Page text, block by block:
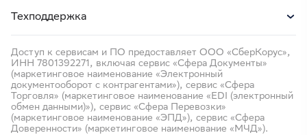
Техподдержка
Доступ к сервисам и ПО предоставляет ООО «СберКорус»,
ИНН 7801392271, включая сервис «Сфера Документы»
(маркетинговое наименование «Электронный
документооборот с контрагентами»), сервис «Сфера
Торговля» (маркетинговое наименование «EDI (электронный
обмен данными)»), сервис «Сфера Перевозки»
(маркетинговое наименование «ЭПД»), сервис «Сфера
Доверенности» (маркетинговое наименование «МЧД»).